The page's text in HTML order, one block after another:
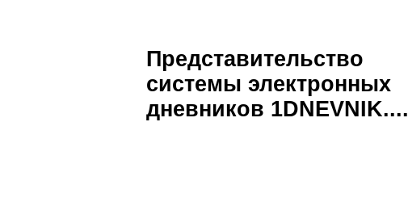
Представительство
системы электронных
дневников 1DNEVNIK....